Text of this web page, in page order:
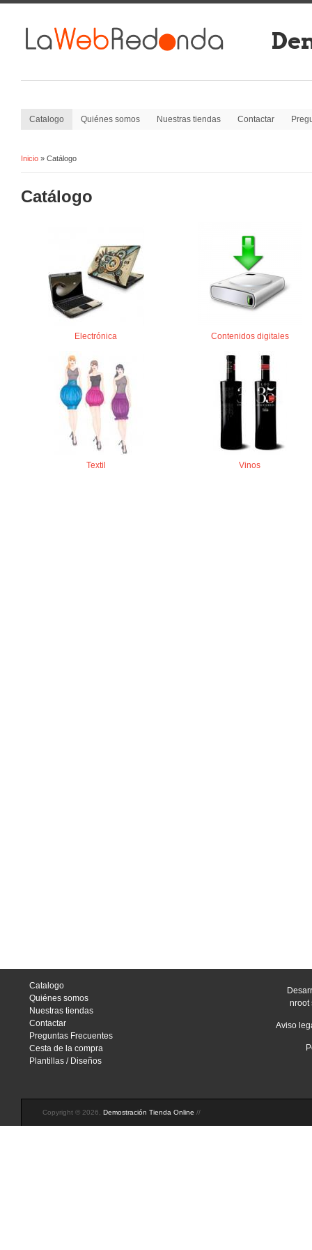
Catalogo Quiénes somos Nuestras tiendas Contactar
Inicio » Catálogo
Catálogo
Electrónica Contenidos digitales
Textil Vinos
Catalogo
Quiénes somos
Nuestras tiendas
Contactar
Preguntas Frecuentes
Cesta de la compra
Plantillas / Diseños
nroot
Aviso
Copyright © 2026, Demostración Tienda Online //